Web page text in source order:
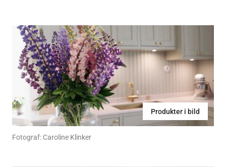
Produkter i bild
Fotograf: Caroline Klinker